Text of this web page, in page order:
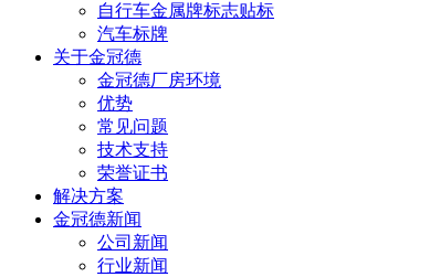
自行车金属牌标志贴标
汽车标牌
关于金冠德
金冠德厂房环境
优势
常见问题
技术支持
荣誉证书
解决方案
金冠德新闻
公司新闻
行业新闻